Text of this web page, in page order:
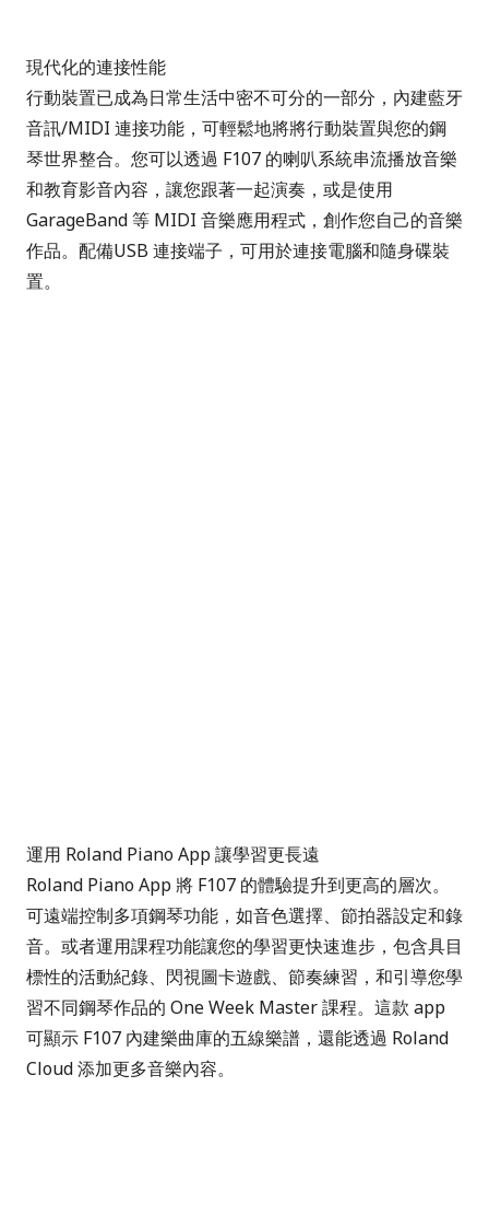
現代化的連接性能
行動裝置已成為日常生活中密不可分的一部分，內建藍牙
音訊/MIDI 連接功能，可輕鬆地將將行動裝置與您的鋼
琴世界整合。您可以透過 F107 的喇叭系統串流播放音樂
和教育影音內容，讓您跟著一起演奏，或是使用
GarageBand 等 MIDI 音樂應用程式，創作您自己的音樂
作品。配備USB 連接端子，可用於連接電腦和隨身碟裝
置。
運用 Roland Piano App 讓學習更長遠
Roland Piano App 將 F107 的體驗提升到更高的層次。
可遠端控制多項鋼琴功能，如音色選擇、節拍器設定和錄
音。或者運用課程功能讓您的學習更快速進步，包含具目
標性的活動紀錄、閃視圖卡遊戲、節奏練習，和引導您學
習不同鋼琴作品的 One Week Master 課程。這款 app
可顯示 F107 內建樂曲庫的五線樂譜，還能透過 Roland
Cloud 添加更多音樂內容。